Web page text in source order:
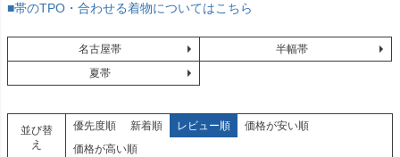
■帯のTPO・合わせる着物についてはこちら
名古屋帯
半幅帯
夏帯
並び替
え
優先度順 新着順 レビュー順
価格が安い順
価格が高い順